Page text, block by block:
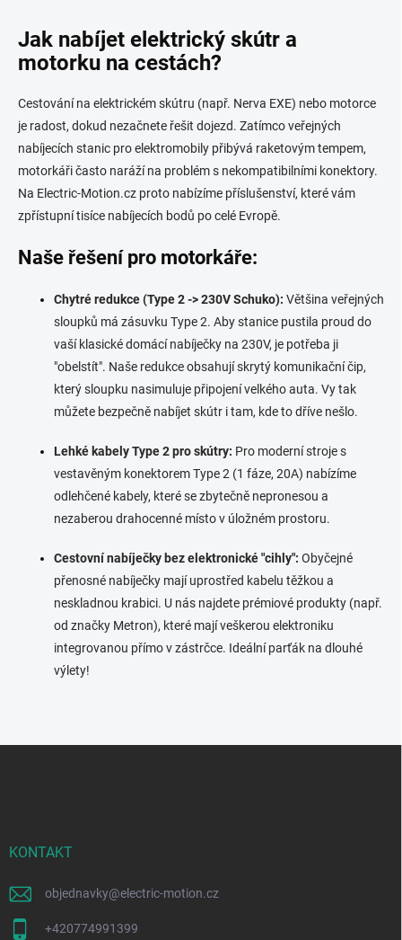
e
u
e
e
l
m
e
n
e
e
L
i
s
t
e
Jak nabíjet elektrický skútr a
motorku na cestách?
Cestování na elektrickém skútru (např. Nerva EXE) nebo motorce
je radost, dokud nezačnete řešit dojezd. Zatímco veřejných
nabíjecích stanic pro elektromobily přibývá raketovým tempem,
motorkáři často naráží na problém s nekompatibilními konektory.
Na Electric-Motion.cz proto nabízíme příslušenství, které vám
zpřístupní tisíce nabíjecích bodů po celé Evropě.
Naše řešení pro motorkáře:
Chytré redukce (Type 2 -> 230V Schuko): Většina veřejných
sloupků má zásuvku Type 2. Aby stanice pustila proud do
vaší klasické domácí nabíječky na 230V, je potřeba ji
"obelstít". Naše redukce obsahují skrytý komunikační čip,
který sloupku nasimuluje připojení velkého auta. Vy tak
můžete bezpečně nabíjet skútr i tam, kde to dříve nešlo.
Lehké kabely Type 2 pro skútry: Pro moderní stroje s
vestavěným konektorem Type 2 (1 fáze, 20A) nabízíme
odlehčené kabely, které se zbytečně nepronesou a
nezaberou drahocenné místo v úložném prostoru.
Cestovní nabíječky bez elektronické "cihly": Obyčejné
přenosné nabíječky mají uprostřed kabelu těžkou a
neskladnou krabici. U nás najdete prémiové produkty (např.
od značky Metron), které mají veškerou elektroniku
integrovanou přímo v zástrčce. Ideální parťák na dlouhé
výlety!
KONTAKT
objednavky@electric-motion.cz
+420774991399